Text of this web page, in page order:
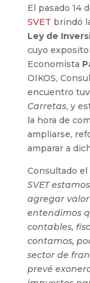
El pasado 14
SVET brindó
Ley de
cuyo
Economista
OIKOS,
encuentro
Carretas, y
la hora de
ampliarse,
amparar a
Consultado el
SVET
agregar valor
entendimos
contables,
contamos,
sector de
prevé